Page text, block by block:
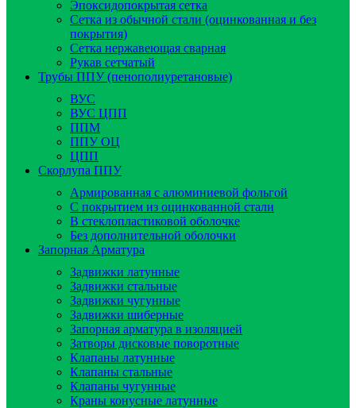
Эпоксидопокрытая сетка
Сетка из обычной стали (оцинкованная и без
покрытия)
Сетка нержавеющая сварная
Рукав сетчатый
Трубы ППУ (пенополиуретановые)
ВУС
ВУС ЦПП
ППМ
ППУ ОЦ
ЦПП
Скорлупа ППУ
Армированная с алюминиевой фольгой
C покрытием из оцинкованной стали
В стеклопластиковой оболочке
Без дополнительной оболочки
Запорная Арматура
Задвижки латунные
Задвижки стальные
Задвижки чугунные
Задвижки шиберные
Запорная арматура в изоляцией
Затворы дисковые поворотные
Клапаны латунные
Клапаны стальные
Клапаны чугунные
Краны конусные латунные